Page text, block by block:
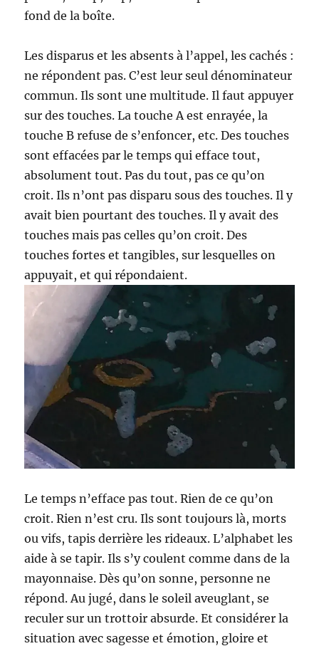
fond de la boîte.
Les disparus et les absents à l’appel, les cachés :
ne répondent pas. C’est leur seul dénominateur
commun. Ils sont une multitude. Il faut appuyer
sur des touches. La touche A est enrayée, la
touche B refuse de s’enfoncer, etc. Des touches
sont effacées par le temps qui efface tout,
absolument tout. Pas du tout, pas ce qu’on
croit. Ils n’ont pas disparu sous des touches. Il y
avait bien pourtant des touches. Il y avait des
touches mais pas celles qu’on croit. Des
touches fortes et tangibles, sur lesquelles on
appuyait, et qui répondaient.
Le temps n’efface pas tout. Rien de ce qu’on
croit. Rien n’est cru. Ils sont toujours là, morts
ou vifs, tapis derrière les rideaux. L’alphabet les
aide à se tapir. Ils s’y coulent comme dans de la
mayonnaise. Dès qu’on sonne, personne ne
répond. Au jugé, dans le soleil aveuglant, se
reculer sur un trottoir absurde. Et considérer la
situation avec sagesse et émotion, gloire et